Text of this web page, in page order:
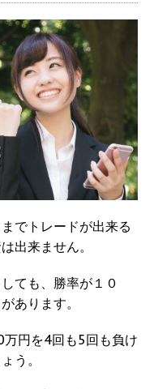
でトレードが出来る
出来ません。
ても、勝率が１０
あります。
円を4回も5回も負け
う。